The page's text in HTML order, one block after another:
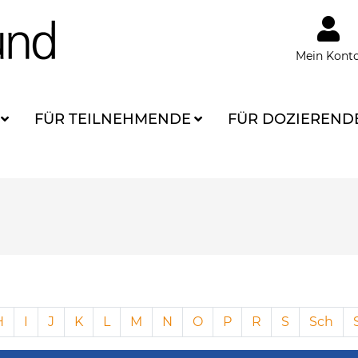
Mein
FÜR TEILNEHMENDE FÜR
I J K L M N O P R S Sch